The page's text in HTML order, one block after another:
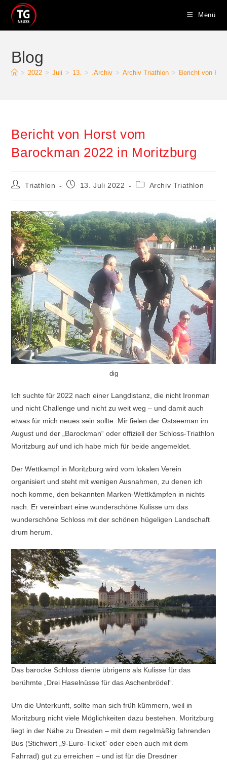
Inhalt
springen
Menü
Blog
> 2022 > Juli > 13. > .Archiv > Archiv Triathlon > Bericht von
Bericht von Horst vom
Barockman 2022 in Moritzburg
Beitrags-
Triathlon
Beitrag13. Juli 2022
Beitrags-
Archiv Triathlon
dig
Ich suchte für 2022 nach einer Langdistanz, die nicht Ironman
und nicht Challenge und nicht zu weit weg – und damit auch
etwas für mich neues sein sollte. Mir fielen der Ostseeman im
August und der „Barockman“ oder offiziell der Schloss-Triathlon
Moritzburg auf und ich habe mich für beide angemeldet.
Der Wettkampf in Moritzburg wird vom lokalen Verein
organisiert und steht mit wenigen Ausnahmen, zu denen ich
noch komme, den bekannten Marken-Wettkämpfen in nichts
nach. Er vereinbart eine wunderschöne Kulisse um das
wunderschöne Schloss mit der schönen hügeligen Landschaft
drum herum.
Das barocke Schloss diente übrigens als Kulisse für das
berühmte „Drei Haselnüsse für das Aschenbrödel“.
Um die Unterkunft, sollte man sich früh kümmern, weil in
Moritzburg nicht viele Möglichkeiten dazu bestehen. Moritzburg
liegt in der Nähe zu Dresden – mit dem regelmäßig fahrenden
Bus (Stichwort „9-Euro-Ticket“ oder eben auch mit dem
Fahrrad) gut zu erreichen – und ist für die Dresdner